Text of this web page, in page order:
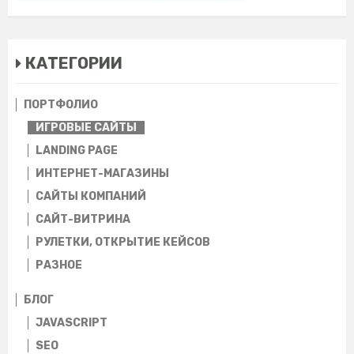
КАТЕГОРИИ
ПОРТФОЛИО
ИГРОВЫЕ САЙТЫ
LANDING PAGE
ИНТЕРНЕТ-МАГАЗИНЫ
CАЙТЫ КОМПАНИЙ
САЙТ-ВИТРИНА
РУЛЕТКИ, ОТКРЫТИЕ КЕЙСОВ
РАЗНОЕ
БЛОГ
JAVASCRIPT
SEO